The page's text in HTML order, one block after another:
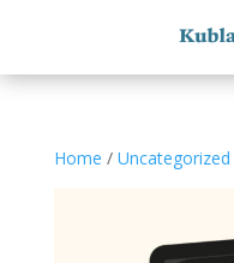
Home / Uncategorized